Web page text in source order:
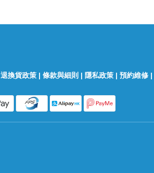
退換貨政策 | 條款與細則 | 隱私政策 | 預約維修 |